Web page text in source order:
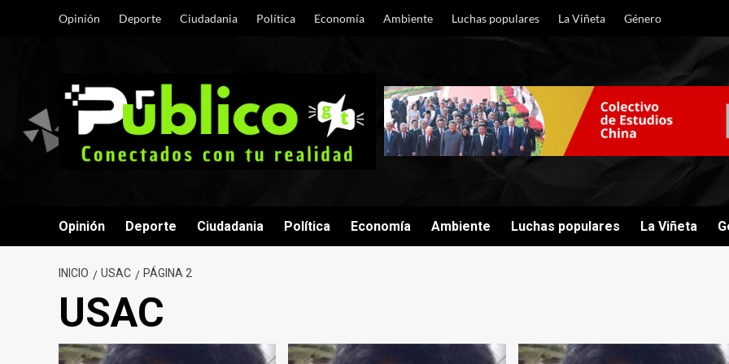
Opinión Deporte Ciudadania Política Economía Ambiente Luchas populares La Viñeta Género
Opinión Deporte Ciudadania Política Economía Ambiente Luchas populares La Viñeta
INICIO USAC PÁGINA 2
USAC